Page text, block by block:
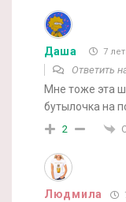
Даша 7
Ответить
Мне тоже эта
бутылочка на
2
Людмила